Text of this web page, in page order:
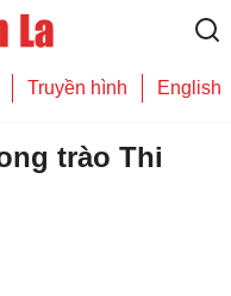
Truyền hình English
trào Thi